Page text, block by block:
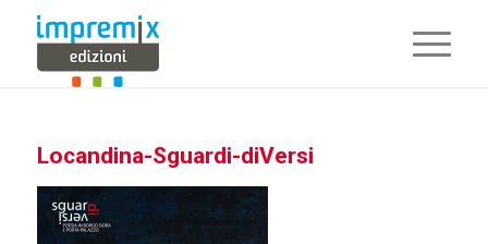
Locandina-Sguardi-diVersi